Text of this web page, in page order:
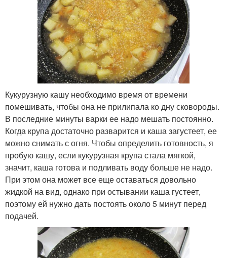
Кукурузную кашу необходимо время от времени
помешивать, чтобы она не прилипала ко дну сковороды.
В последние минуты варки ее надо мешать постоянно.
Когда крупа достаточно разварится и каша загустеет, ее
можно снимать с огня. Чтобы определить готовность, я
пробую кашу, если кукурузная крупа стала мягкой,
значит, каша готова и подливать воду больше не надо.
При этом она может все еще оставаться довольно
жидкой на вид, однако при остывании каша густеет,
поэтому ей нужно дать постоять около 5 минут перед
подачей.